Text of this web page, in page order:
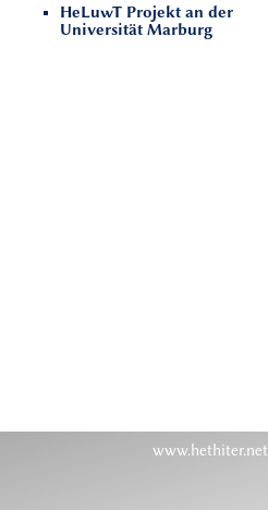
HeLuwT Projekt an der
Universität Marburg
www.hethiter.net